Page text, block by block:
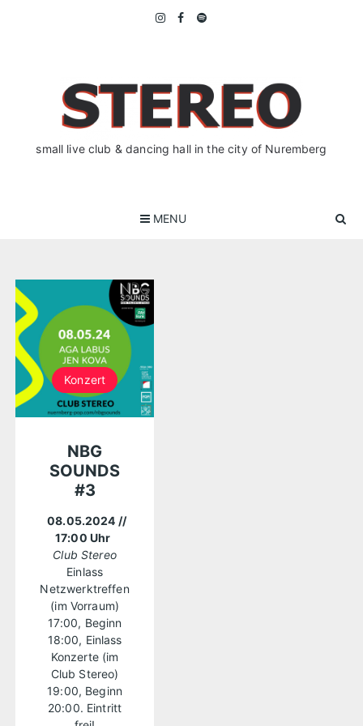
small live club & dancing hall in the city of Nuremberg
MENU
Konzert
NBG
SOUNDS
#3
08.05.2024 //
17:00 Uhr
Club Stereo
Einlass
Netzwerktreffen
(im Vorraum)
17:00, Beginn
18:00, Einlass
Konzerte (im
Club Stereo)
19:00, Beginn
20:00. Eintritt